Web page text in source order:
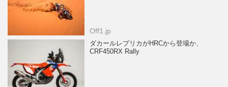
Off1.jp
ダカールレプリカがHRCから登場か、
CRF450RX Rally